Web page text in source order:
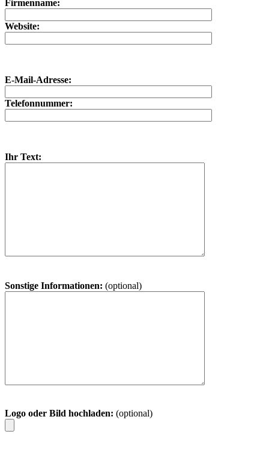
Firmenname:
Website:
E-Mail-Adresse:
Telefonnummer:
Ihr Text:
Sonstige Informationen: (optional)
Logo oder Bild hochladen: (optional)